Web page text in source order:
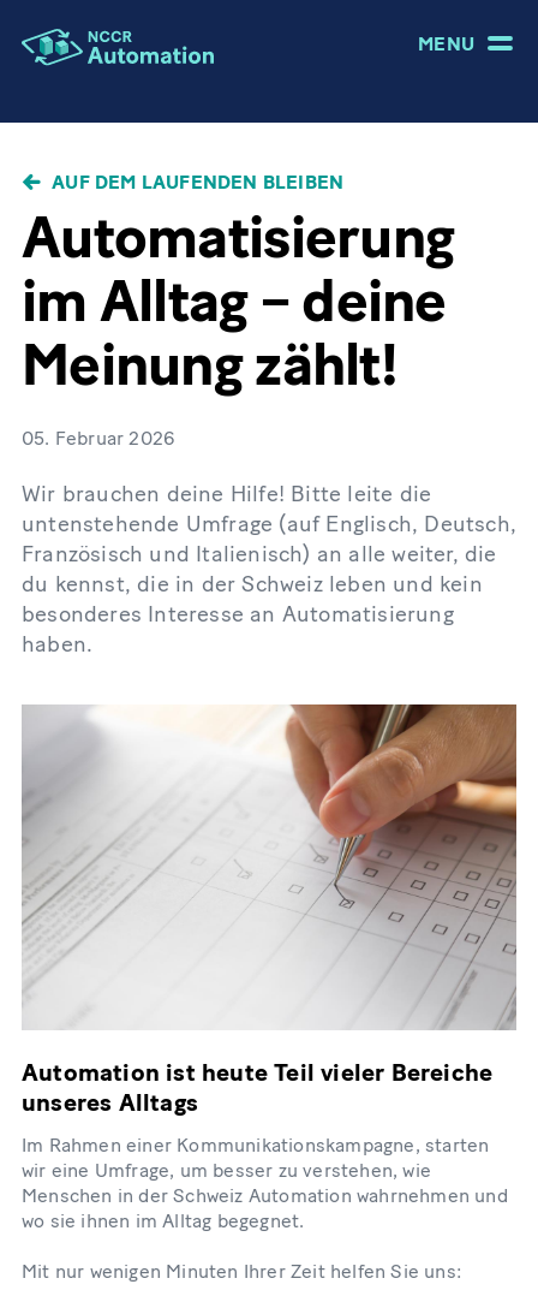
MENU
PFADNAVIGATION
AUF DEM LAUFENDEN BLEIBEN
Automatisierung
im Alltag – deine
Meinung zählt!
05. Februar 2026
Wir brauchen deine Hilfe! Bitte leite die
untenstehende Umfrage (auf Englisch, Deutsch,
Französisch und Italienisch) an alle weiter, die
du kennst, die in der Schweiz leben und kein
besonderes Interesse an Automatisierung
haben.
Automation ist heute Teil vieler Bereiche
unseres Alltags
Im Rahmen einer Kommunikationskampagne, starten
wir eine Umfrage, um besser zu verstehen, wie
Menschen in der Schweiz Automation wahrnehmen und
wo sie ihnen im Alltag begegnet.
Mit nur wenigen Minuten Ihrer Zeit helfen Sie uns: